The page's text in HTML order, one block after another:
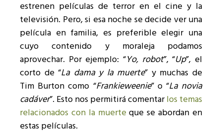
estrenen películas de terror en el cine y la
televisión. Pero, si esa noche se decide ver una
película en familia, es preferible elegir una
cuyo contenido y moraleja podamos
aprovechar. Por ejemplo: “Yo, robot”, “Up”, el
corto de “La dama y la muerte” y muchas de
Tim Burton como “Frankieweenie” o “La novia
cadáver”. Esto nos permitirá comentarlos temas
relacionados con la muerte que se abordan en
estas películas.